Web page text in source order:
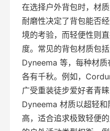
在选择户外背包时，材
耐磨性决定了背包能否
境的考验，而轻便性则
度。常见的背包材质包
Dyneema 等，每种材
各有千秋。例如，
广受重装徒步爱好者青
Dyneema 材质以超轻
高，适合追求极致轻便